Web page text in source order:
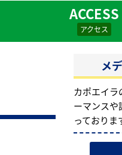
ACCESS
アクセス
メ
カポエイラ
ーマンスや
っておりま